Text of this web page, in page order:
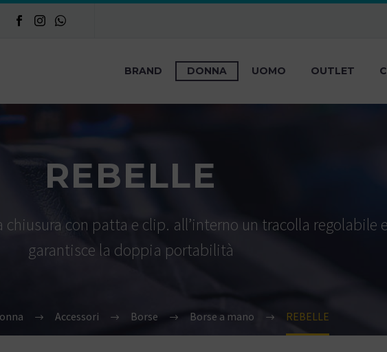
BRAND DONNA UOMO OUTLET
REBELLE
con patta e clip. all’interno un tracolla regolabile
garantisce la doppia portabilità
Accessori Borse Borse a mano REBELLE